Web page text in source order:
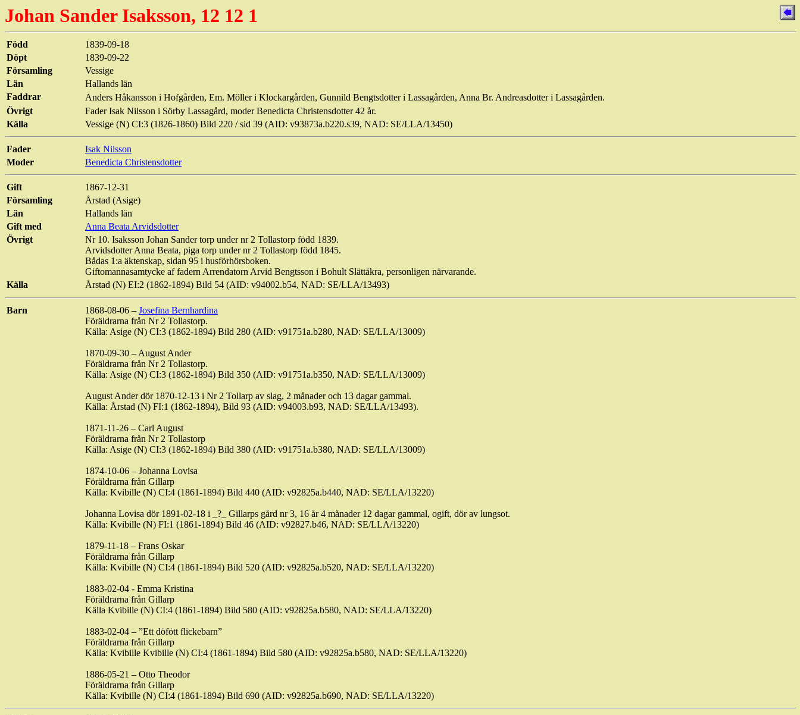
Johan Sander Isaksson, 12 12 1
Född
1839-09-18
Döpt
1839-09-22
Församling
Vessige
Län
Hallands län
Faddrar
Anders Håkansson i Hofgården, Em. Möller i Klockargården, Gunnild Bengtsdotteri Lassagården, Anna Br. Andreasdotter i Lassagården.
Övrigt
Fader Isak Nilsson i Sörby Lassagård, moderBenedicta Christensdotter 42 år.
Källa
Vessige (N) CI:3 (1826-1860) Bild 220 /sid 39 (AID: v93873a.b220.s39, NAD: SE/LLA/13450)
Fader
Isak Nilsson
Moder
Benedicta Christensdotter
Gift
1867-12-31
Församling
Årstad (Asige)
Län
Hallands län
Gift med
Anna Beata Arvidsdotter
Övrigt
Nr 10. Isaksson Johan Sander torp under nr 2 Tollastorp född 1839.
Arvidsdotter Anna Beata, piga torp under nr 2 Tollastorp född 1845.
Bådas 1:a äktenskap, sidan 95 i husförhörsboken.
Giftomannasamtycke affadern Arrendatorn Arvid Bengtsson i Bohult Slättåkra, personligen närvarande.
Källa
Årstad (N) EI:2 (1862-1894) Bild 54 (AID: v94002.b54, NAD: SE/LLA/13493)
Barn 1868-08-06 – Josefina Bernhardina
Föräldrarna från Nr 2 Tollastorp.
Källa: Asige (N) CI:3 (1862-1894) Bild 280 (AID: v91751a.b280, NAD: SE/LLA/13009)
1870-09-30 – August Ander
Föräldrarna från Nr 2 Tollastorp.
Källa: Asige (N) CI:3 (1862-1894) Bild 350 (AID: v91751a.b350, NAD: SE/LLA/13009)
August Ander dör 1870-12-13 i Nr 2 Tollarp av slag, 2 månader och 13 dagar gammal.
Källa: Årstad (N) FI:1 (1862-1894), Bild 93 (AID: v94003.b93, NAD: SE/LLA/13493).
1871-11-26 – Carl August
Föräldrarna från Nr 2 Tollastorp
Källa: Asige (N) CI:3 (1862-1894) Bild 380 (AID: v91751a.b380, NAD: SE/LLA/13009)
1874-10-06 – Johanna Lovisa
Föräldrarna från Gillarp
Källa: Kvibille (N) CI:4 (1861-1894) Bild 440 (AID: v92825a.b440, NAD: SE/LLA/13220)
Johanna Lovisa dör 1891-02-18 i _?_ Gillarps gård nr 3, 16 år 4 månader 12 dagar gammal, ogift, dör av lungsot.
Källa: Kvibille (N) FI:1 (1861-1894) Bild 46 (AID: v92827.b46, NAD: SE/LLA/13220)
1879-11-18 – Frans Oskar
Föräldrarna från Gillarp
Källa: Kvibille (N) CI:4 (1861-1894) Bild 520 (AID: v92825a.b520, NAD: SE/LLA/13220)
1883-02-04 - Emma Kristina
Föräldrarna från Gillarp
Källa Kvibille (N) CI:4 (1861-1894) Bild 580 (AID: v92825a.b580, NAD: SE/LLA/13220)
1883-02-04 – ”Ett döfött flickebarn”
Föräldrarna från Gillarp
Källa: Kvibille Kvibille (N) CI:4 (1861-1894) Bild 580 (AID: v92825a.b580, NAD: SE/LLA/13220)
1886-05-21 – Otto Theodor
Föräldrarna från Gillarp
Källa: Kvibille (N) CI:4 (1861-1894) Bild 690 (AID: v92825a.b690, NAD: SE/LLA/13220)